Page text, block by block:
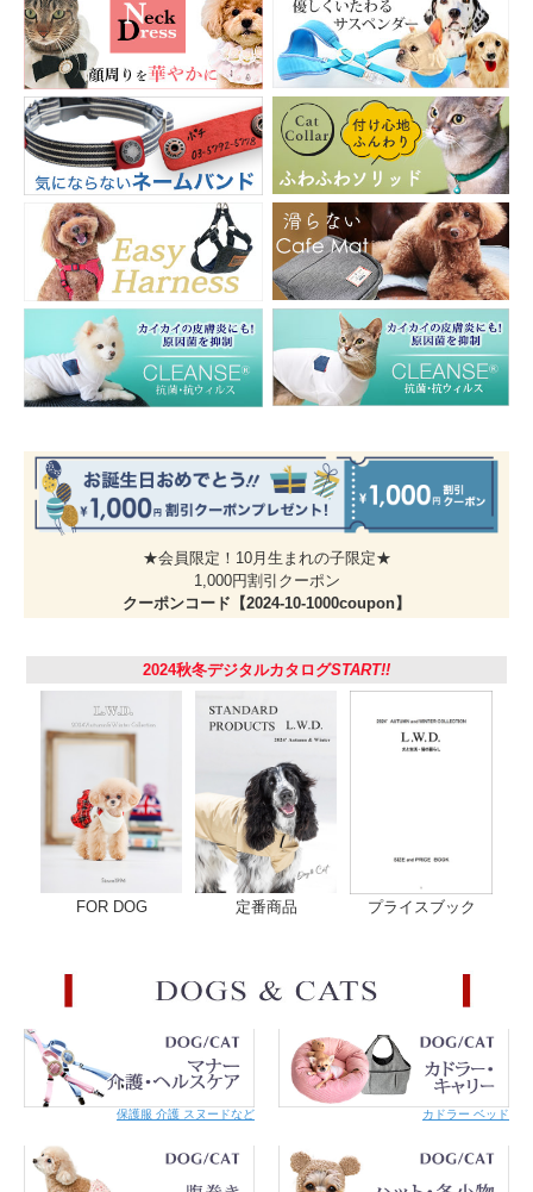
くすみカラーの配色デザインが◎
かく着心地もバッチリです。
★会員限定！10月生まれの子限定★
1,000円割引クーポン
クーポンコード【2024-10-1000coupon】
2024秋冬デジタルカタログSTART!!
FOR DOG 定番商品 プライスブック
保護服 介護 スヌードなど カドラー ベッド